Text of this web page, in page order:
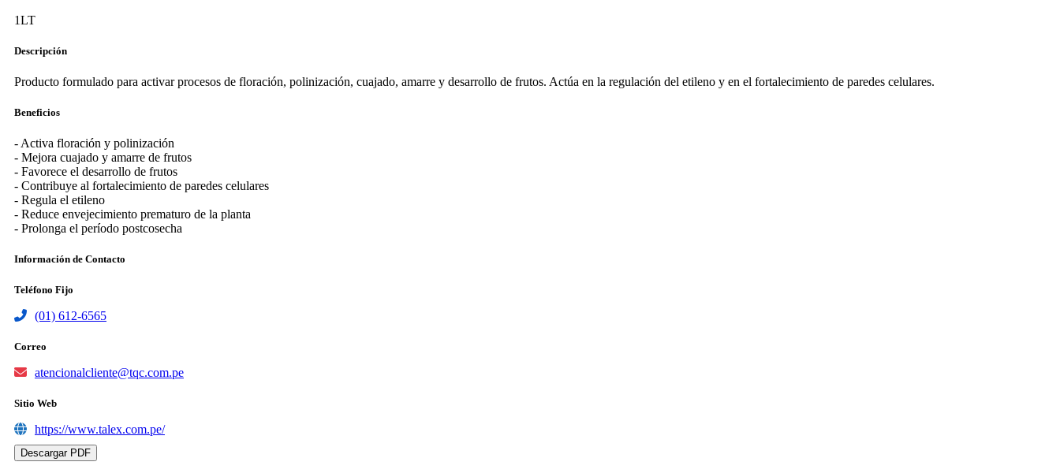
1LT
Descripción
Producto formulado para activar procesos de floración, polinización, cuajado, amarre y desarrollo de frutos. Actúa en la regulación del etileno y en el fortalecimiento de paredes celulares.
Beneficios
- Activa floración y polinización
- Mejora cuajado y amarre de frutos
- Favorece el desarrollo de frutos
- Contribuye al fortalecimiento de paredes celulares
- Regula el etileno
- Reduce envejecimiento prematuro de la planta
- Prolonga el período postcosecha
Información de Contacto
Teléfono Fijo
(01) 612-6565
Correo
atencionalcliente@tqc.com.pe
Sitio Web
https://www.talex.com.pe/
Descargar PDF